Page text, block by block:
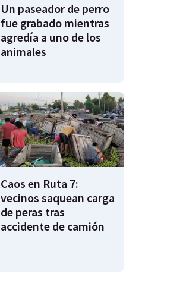
Un paseador de perro
fue grabado mientras
agredía a uno de los
animales
Caos en Ruta 7:
vecinos saquean carga
de peras tras
accidente de camión